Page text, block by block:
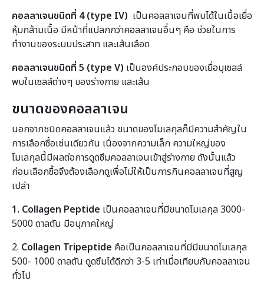
คอลลาเจนชนิดที่ 4 (type IV) เป็นคอลลาเจนที่พบได้ในเนื้อเยื่อ
หุ้มกล้ามเนื้อ มีหน้าที่แปลกกว่าคอลลาเจนอื่นๆ คือ ช่วยในการ
ทำงานของระบบประสาท และเส้นเลือด
คอลลาเจนชนิดที่ 5 (type V) เป็นองค์ประกอบของเยื่อบุเซลล์
พบในเซลล์ต่างๆ ของร่างกาย และเส้น
ขนาดของคอลลาเจน
นอกจากชนิดคอลลาเจนแล้ว ขนาดของโมเลกุลก็มีความสำคัญใน
การเลือกซื้อเช่นเดียวกัน เนื่องจากความเล็ก ความใหญ่ของ
โมเลกุลนี้มีผลต่อการดูดซึมคอลลาเจนเข้าสู่ร่างกาย ดังนั้นแล้ว
ก่อนเลือกซื้อจึงต้องเลือกดูเพื่อไม่ให้เป็นการกินคอลลาเจนที่สูญ
เปล่า
1. Collagen Peptide เป็นคอลลาเจนที่มีขนาดโมเลกุล 3000-
5000 ดาลตัน มีอนุภาคใหญ่
2. Collagen Tripeptide คือเป็นคอลลาเจนที่มีมีขนาดโมเลกุล
500- 1000 ดาลตัน ดูดซึมได้ดีกว่า 3-5 เท่าเมื่อเทียบกับคอลลาเจน
ทั่วไป